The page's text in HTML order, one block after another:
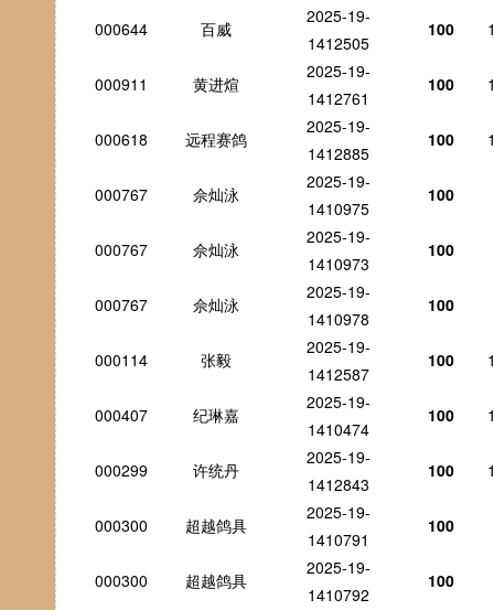
000644 百威
2025-19-
1412505
100
000911 黄进煊
2025-19-
1412761
100
000618 远程赛鸽
2025-19-
1412885
100
000767 佘灿泳
2025-19-
1410975
100
000767 佘灿泳
2025-19-
1410973
100
000767 佘灿泳
2025-19-
1410978
100
000114 张毅
2025-19-
1412587
100
000407 纪琳嘉
2025-19-
1410474
100
000299 许统丹
2025-19-
1412843
100
000300 超越鸽具
2025-19-
1410791
100
000300 超越鸽具
2025-19-
1410792
100